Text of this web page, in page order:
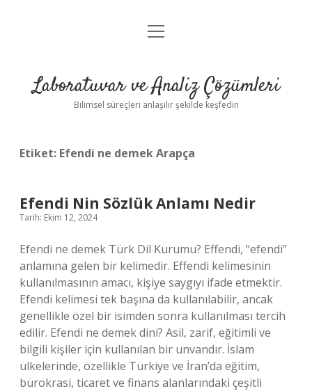
Anasayfa
Yasal Uyarı
menüyü
Laboratuvar ve Analiz Çözümleri
Bilimsel süreçleri anlaşılır şekilde keşfedin
Etiket: Efendi ne demek Arapça
Efendi Nin Sözlük Anlamı Nedir
Tarih: Ekim 12, 2024
Efendi ne demek Türk Dil Kurumu? Effendi, “efendi”
anlamına gelen bir kelimedir. Effendi kelimesinin
kullanılmasının amacı, kişiye saygıyı ifade etmektir.
Efendi kelimesi tek başına da kullanılabilir, ancak
genellikle özel bir isimden sonra kullanılması tercih
edilir. Efendi ne demek dini? Asil, zarif, eğitimli ve
bilgili kişiler için kullanılan bir unvandır. İslam
ülkelerinde, özellikle Türkiye ve İran’da eğitim,
bürokrasi, ticaret ve finans alanlarındaki çeşitli